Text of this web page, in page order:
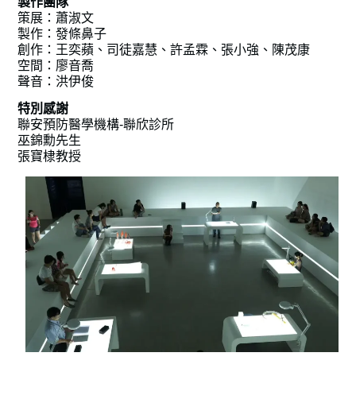
策展：蕭淑文
製作：發條鼻子
創作：王奕蘋、司徒嘉慧、許孟霖、張小強、陳茂康
空間：廖音喬
聲音：洪伊俊
​特別感謝
聯安預防醫學機構-聯欣診所
巫錦勳先生
​張寶棣教授